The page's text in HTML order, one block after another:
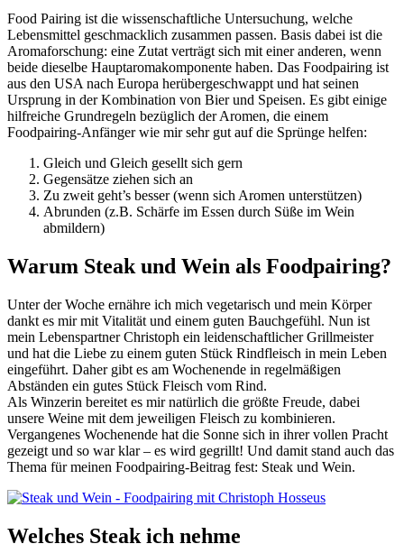
Food Pairing ist die wissenschaftliche Untersuchung, welche
Lebensmittel geschmacklich zusammen passen. Basis dabei ist die
Aromaforschung: eine Zutat verträgt sich mit einer anderen, wenn
beide dieselbe Hauptaromakomponente haben. Das Foodpairing ist
aus den USA nach Europa herübergeschwappt und hat seinen
Ursprung in der Kombination von Bier und Speisen. Es gibt einige
hilfreiche Grundregeln bezüglich der Aromen, die einem
Foodpairing-Anfänger wie mir sehr gut auf die Sprünge helfen:
Gleich und Gleich gesellt sich gern
Gegensätze ziehen sich an
Zu zweit geht’s besser (wenn sich Aromen unterstützen)
Abrunden (z.B. Schärfe im Essen durch Süße im Wein
abmildern)
Warum Steak und Wein als Foodpairing?
Unter der Woche ernähre ich mich vegetarisch und mein Körper
dankt es mir mit Vitalität und einem guten Bauchgefühl. Nun ist
mein Lebenspartner Christoph ein leidenschaftlicher Grillmeister
und hat die Liebe zu einem guten Stück Rindfleisch in mein Leben
eingeführt. Daher gibt es am Wochenende in regelmäßigen
Abständen ein gutes Stück Fleisch vom Rind.
Als Winzerin bereitet es mir natürlich die größte Freude, dabei
unsere Weine mit dem jeweiligen Fleisch zu kombinieren.
Vergangenes Wochenende hat die Sonne sich in ihrer vollen Pracht
gezeigt und so war klar – es wird gegrillt! Und damit stand auch das
Thema für meinen Foodpairing-Beitrag fest: Steak und Wein.
Welches Steak ich nehme